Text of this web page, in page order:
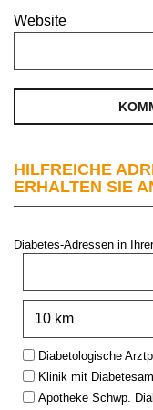
Website
HILFREICHE
ERHALTEN SIE
Diabetes-Adressen in
Type:Diabetologische
Klinik mit
Apotheke Schwp.